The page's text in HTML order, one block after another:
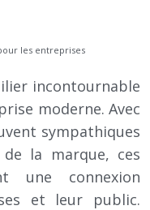
les entreprises
incontournable
moderne. Avec
sympathiques
la marque, ces
une connexion
et leur public.